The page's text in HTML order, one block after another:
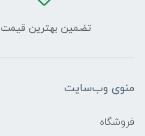
تضمین بهترین قیمت
منوی وب‌سایت
فروشگاه